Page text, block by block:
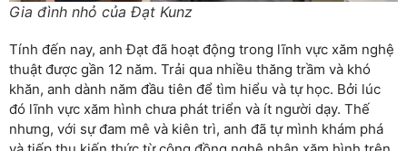
Gia đình nhỏ của Đạt Kunz
Tính đến nay, anh Đạt đã hoạt động trong lĩnh vực xăm nghệ
thuật được gần 12 năm. Trải qua nhiều thăng trầm và khó
khăn, anh dành năm đầu tiên để tìm hiểu và tự học. Bởi lúc
đó lĩnh vực xăm hình chưa phát triển và ít người dạy. Thế
nhưng, với sự đam mê và kiên trì, anh đã tự mình khám phá